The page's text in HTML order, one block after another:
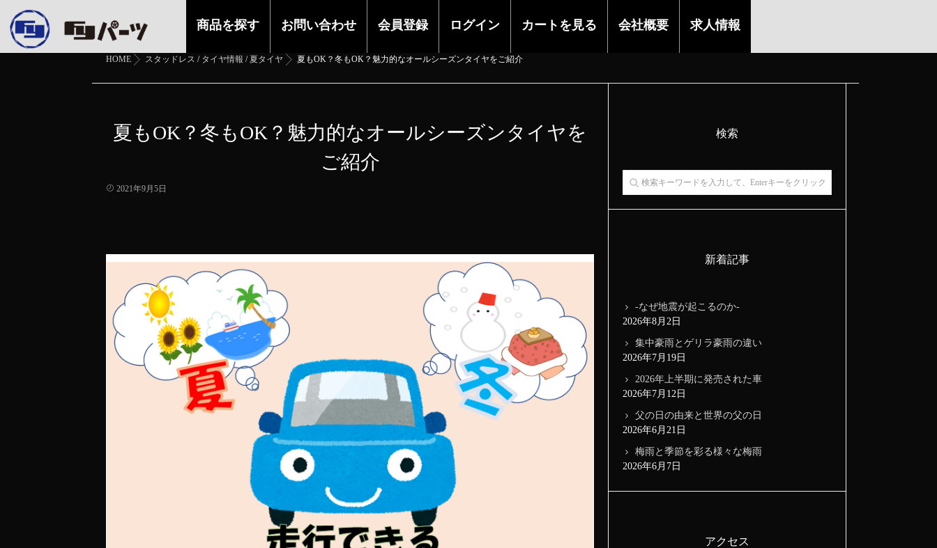
商品を探す お問い合わせ 会員登録 ログイン カートを見る 会社概要 求人情報
HOME スタッドレス / タイヤ情報 /夏タイヤ 夏もOK？冬もOK？魅力的なオールシーズンタイヤをご紹介
夏もOK？冬もOK？魅力的なオールシーズンタイヤを
ご紹介
2021年9月5日
検索
新着記事
-なぜ地震が起こるのか-
2026年8月2日
集中豪雨とゲリラ豪雨の違い
2026年7月19日
2026年上半期に発売された車
2026年7月12日
父の日の由来と世界の父の日
2026年6月21日
梅雨と季節を彩る様々な梅雨
2026年6月7日
アクセス